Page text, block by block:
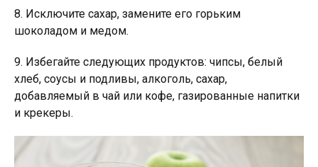
8. Исключите сахар, замените его горьким
шоколадом и медом.
9. Избегайте следующих продуктов: чипсы, белый
хлеб, соусы и подливы, алкоголь, сахар,
добавляемый в чай или кофе, газированные напитки
и крекеры.